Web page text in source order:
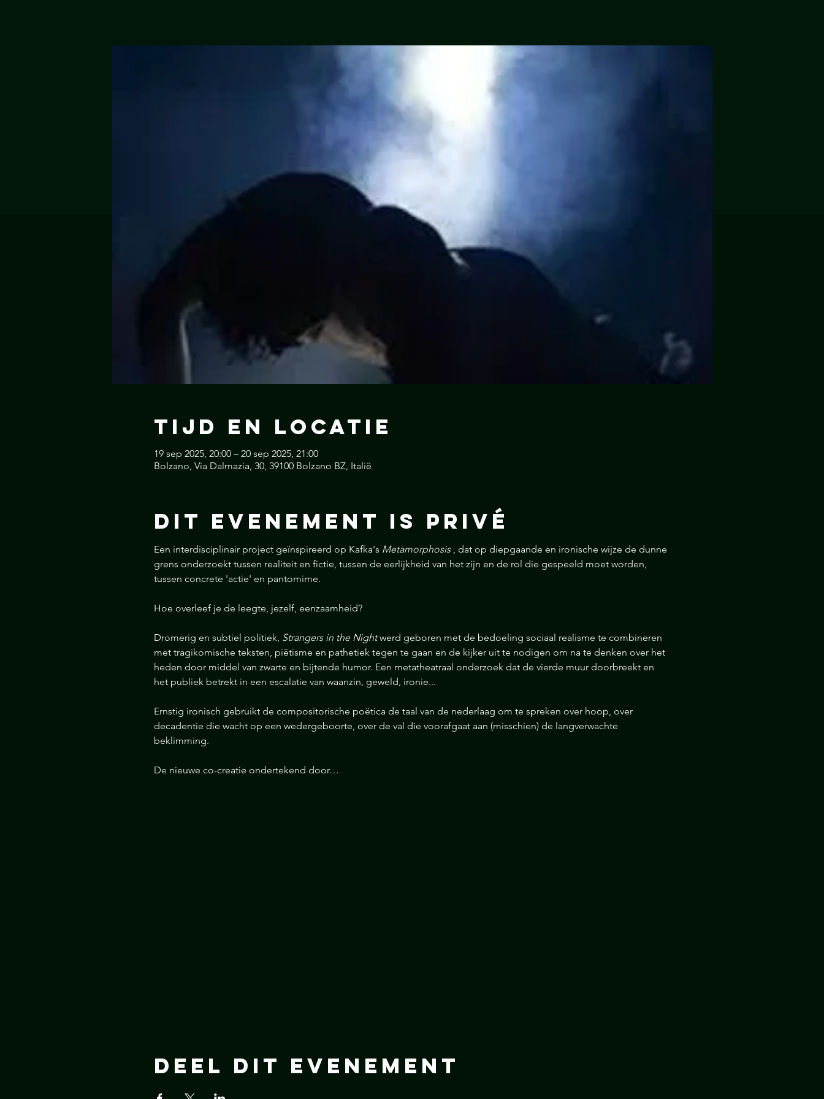
Tijd en locatie
19 sep 2025, 20:00 – 20 sep 2025, 21:00
Bolzano, Via Dalmazia, 30, 39100 Bolzano BZ, Italië
Dit Evenement is Privé
Een interdisciplinair project geïnspireerd op Kafka's Metamorphosis , dat op diepgaande en ironische wijze de dunne
grens onderzoekt tussen realiteit en fictie, tussen de eerlijkheid van het zijn en de rol die gespeeld moet worden,
tussen concrete 'actie' en pantomime.
Hoe overleef je de leegte, jezelf, eenzaamheid?
Dromerig en subtiel politiek, Strangers in the Night werd geboren met de bedoeling sociaal realisme te combineren
met tragikomische teksten, piëtisme en pathetiek tegen te gaan en de kijker uit te nodigen om na te denken over het
heden door middel van zwarte en bijtende humor. Een metatheatraal onderzoek dat de vierde muur doorbreekt en
het publiek betrekt in een escalatie van waanzin, geweld, ironie...
Ernstig ironisch gebruikt de compositorische poëtica de taal van de nederlaag om te spreken over hoop, over
decadentie die wacht op een wedergeboorte, over de val die voorafgaat aan (misschien) de langverwachte
beklimming.
De nieuwe co-creatie ondertekend door…
Deel dit evenement